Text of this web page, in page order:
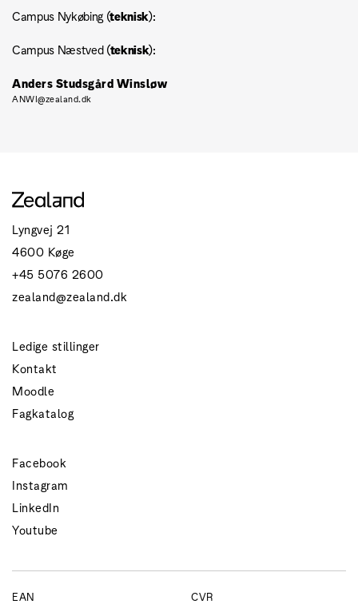
Campus Nykøbing (teknisk):
Campus Næstved (teknisk):
Anders Studsgård Winsløw
ANWI@zealand.dk
Lyngvej 21
4600 Køge
+45 5076 2600
zealand@zealand.dk
Ledige stillinger
Kontakt
Moodle
Fagkatalog
Facebook
Instagram
LinkedIn
Youtube
EAN CVR